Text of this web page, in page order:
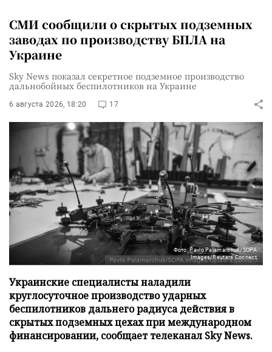
СМИ сообщили о скрытых подземных
заводах по производству БПЛА на
Украине
Sky News показал секретное подземное производство
дальнобойных беспилотников на Украине
6 августа 2026, 18:20 17
Фото: Pavlo Palamarchuk/SOPA
Images/Reuters Connect
Украинские специалисты наладили
круглосуточное производство ударных
беспилотников дальнего радиуса действия в
скрытых подземных цехах при международном
финансировании, сообщает телеканал Sky News.